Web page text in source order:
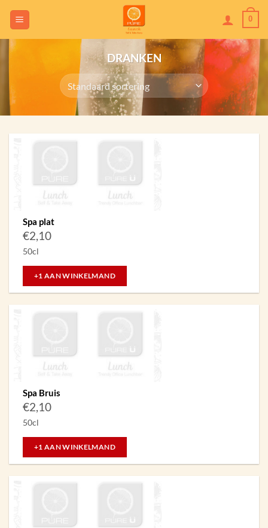
content
0
DRANKEN
Spa plat
€2,10
50cl
+1 AAN WINKELMAND
Spa Bruis
€2,10
50cl
+1 AAN WINKELMAND